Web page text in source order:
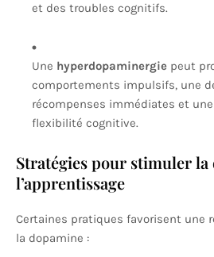
et des troubles cognitifs.
Une hyperdopaminergie peut
comportements impulsifs, une
récompenses immédiates et
flexibilité cognitive.
Stratégies pour stimuler la
l’apprentissage
Certaines pratiques favorisent une
la dopamine :